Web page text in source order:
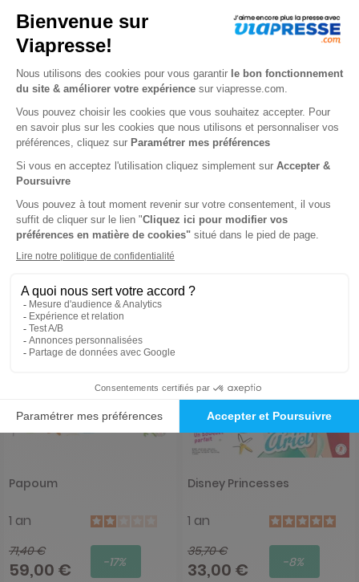
Yam Yam
1 an
64,00 €
Ajouter au panier
Curionautes des sciences
1 an
64,00 €
Ajouter au panier
Papoum
1 an
71,40 €
59,00 € -17%
Disney Princesses
1 an
35,70 €
33,00 € -8%